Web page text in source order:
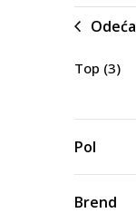
Odeća
Top (3)
Pol
Brend